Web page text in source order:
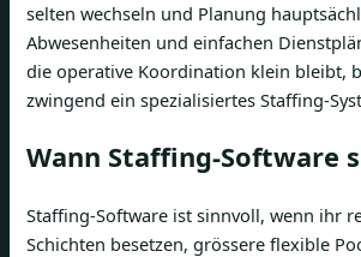
selten wechseln und Planung
Abwesenheiten und einfachen
die operative Koordination klein bleibt,
zwingend ein spezialisiertes Staffing-
Wann Staffing-Software
Staffing-Software ist sinnvoll, wenn ihr
Schichten besetzen, grössere flexible